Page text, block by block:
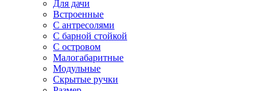
Для дачи
Встроенные
С антресолями
С барной стойкой
С островом
Малогабаритные
Модульные
Скрытые ручки